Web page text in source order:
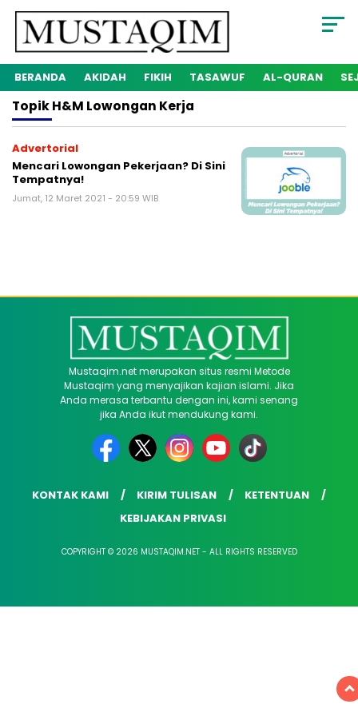
BERANDA AKIDAH FIKIH TASAWUF AL-QURAN
TopikH&m Lowongan Kerja
Advertorial
Mencari Lowongan Pekerjaan? Di Sini
Tempatnya!
Jumat, 12 Maret 2021 - 20:59 WIB
Mustaqim.net merupakan situs resmi Metode
Mustaqim yang menyajikan kajian islami. Jika
Anda merasa terbantu dengan ini, kami senang
jika Anda ikut mendukung kami.
KONTAK KAMI KIRIM TULISAN
KETENTUAN
KEBIJAKAN PRIVASI
COPYRIGHT © 2026 MUSTAQIM.NET - ALL RIGHTS RESERVED